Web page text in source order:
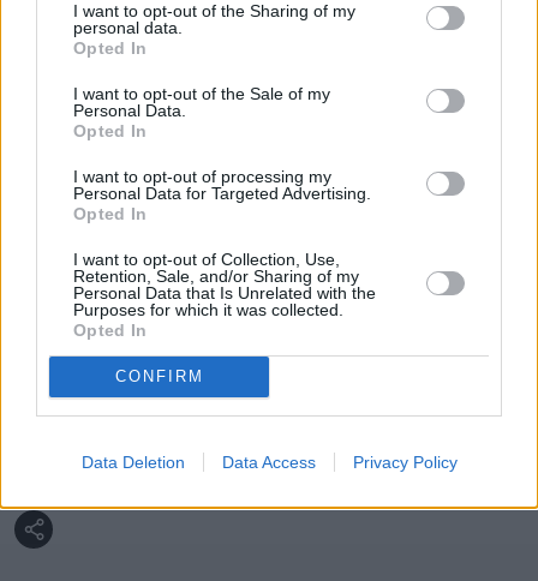
I want to opt-out of the Sharing of my
personal data.
Opted In
I want to opt-out of the Sale of my
Personal Data.
Opted In
I want to opt-out of processing my
Personal Data for Targeted Advertising.
Opted In
I want to opt-out of Collection, Use,
Retention, Sale, and/or Sharing of my
Personal Data that Is Unrelated with the
Purposes for which it was collected.
Opted In
CONFIRM
Data Deletion Data Access Privacy Policy
"Gotowość do prowadzenia dialogu"
Były prezydent Chin siłą wyprowadzony
z sali. Zdumiewająca sytuacja podczas
obserwuj nas w Google News!
Więcej:
Rosja USA Chiny Ukraina Joe Biden
Wojna w Ukrainie Xi Jinping